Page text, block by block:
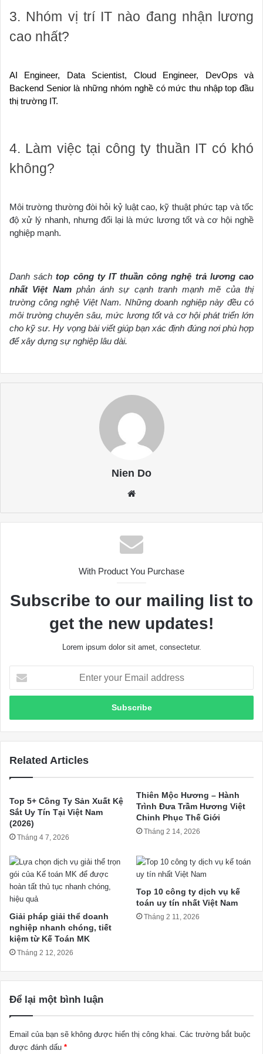
3. Nhóm vị trí IT nào đang nhận lương
cao nhất?
AI Engineer, Data Scientist, Cloud Engineer, DevOps và
Backend Senior là những nhóm nghề có mức thu nhập top đầu
thị trường IT.
4. Làm việc tại công ty thuần IT có khó
không?
Môi trường thường đòi hỏi kỷ luật cao, kỹ thuật phức tạp và tốc
độ xử lý nhanh, nhưng đổi lại là mức lương tốt và cơ hội nghề
nghiệp mạnh.
Danh sáchtop công ty IT thuần công nghệ trả lương cao
nhất Việt Namphản ánh sự cạnh tranh mạnh mẽ của thị
trường công nghệ Việt Nam. Những doanh nghiệp này đều có
môi trường chuyên sâu, mức lương tốt và cơ hội phát triển lớn
cho kỹ sư. Hy vọng bài viết giúp bạn xác định đúng nơi phù hợp
để xây dựng sự nghiệp lâu dài.
Nien Do
With Product You Purchase
Subscribe to our mailing list to
get the new updates!
Lorem ipsum dolor sit amet, consectetur.
your
Email
Related Articles
Top 5+ Công Ty Sản Xuất Kệ
Sắt Uy Tín Tại Việt Nam
(2026)
Tháng 4 7, 2026
Thiên Mộc Hương – Hành
Trình Đưa Trầm Hương Việt
Chinh Phục Thế Giới
Tháng 2 14, 2026
Giải pháp giải thể doanh
nghiệp nhanh chóng, tiết
kiệm từ Kế Toán MK
Tháng 2 12, 2026
Top 10 công ty dịch vụ kế
toán uy tín nhất Việt Nam
Tháng 2 11, 2026
Để lại một bình luận
Email của bạn sẽ không được hiển thị công khai. Các trường bắt buộc
được đánh dấu *